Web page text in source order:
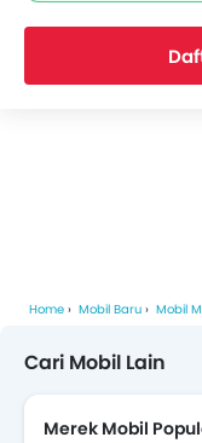
Home Mobil Baru Mobil
Cari Mobil Lain
Merek Mobil